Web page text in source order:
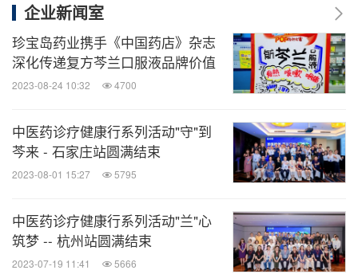
Part ll 审思明辨
刘莉君教授主持Part ll 审思明辨环节。呼吸道系统疾
生命的疾病。在西医治疗上，呼吸道系统疾病可用药
物很少，大部分是以抗生素治疗为主，与中成药一道
联合用药。中成药在呼吸系统疾病治疗方面具有疗效
确切、不易产生耐药性、安全性高等特色优势。
除此之外，中成药在新冠病毒和流感的防治中发挥了
企业新闻室
珍宝岛药业携手《中国药店》杂志
深化传递复方芩兰口服液品牌价值
2023-08-24 10:32 4700
中医药诊疗健康行系列活动"守"到
芩来 - 石家庄站圆满结束
2023-08-01 15:27 5795
中医药诊疗健康行系列活动"兰"心
筑梦 -- 杭州站圆满结束
2023-07-19 11:41 5666